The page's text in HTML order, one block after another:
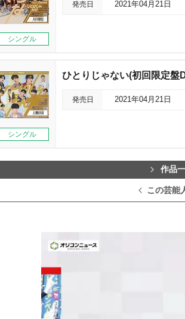
シングル
発売日 2021年04月21日
シングル
ひとりじゃない(初回限定盤
発売日 2021年04月21日
作品
この芸能